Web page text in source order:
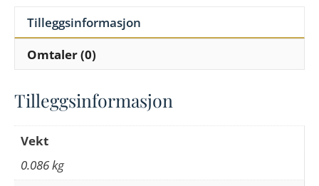
Tilleggsinformasjon
Omtaler (0)
Tilleggsinformasjon
Vekt
0.086 kg